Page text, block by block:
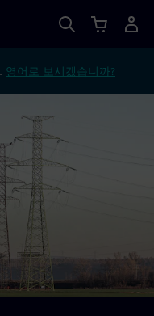
영어로 보시겠습니까?